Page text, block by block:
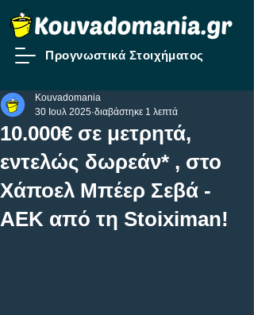
Προγνωστικά Στοιχήματος
10.000€ σε μετρητά,
εντελώς δωρεάν* , στο
Χάποελ Μπέερ Σεβά -
ΑΕΚ από τη Stoiximan!
Kouvadomania
30 Ιουλ 2025 διαβάστηκε 1 λεπτά